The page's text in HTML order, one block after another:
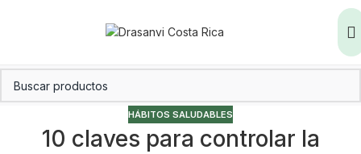
HÁBITOS SALUDABLES
10 claves para controlar la